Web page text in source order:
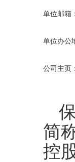
单位邮箱
单位办公
公司主页
简
控